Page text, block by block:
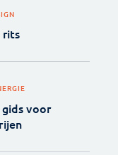
rits
voor